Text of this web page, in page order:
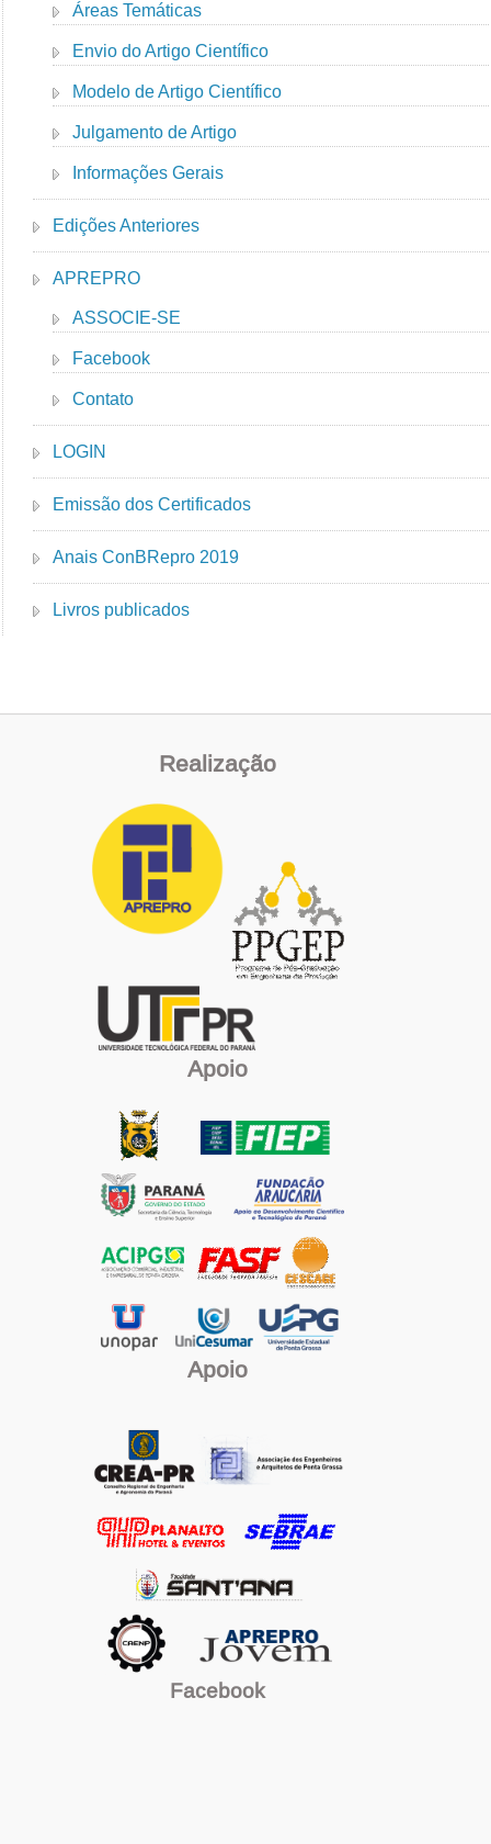
Áreas Temáticas
Envio do Artigo Científico
Modelo de Artigo Científico
Julgamento de Artigo
Informações Gerais
Edições Anteriores
APREPRO
ASSOCIE-SE
Facebook
Contato
LOGIN
Emissão dos Certificados
Anais ConBRepro 2019
Livros publicados
Realização
Apoio
Apoio
Facebook